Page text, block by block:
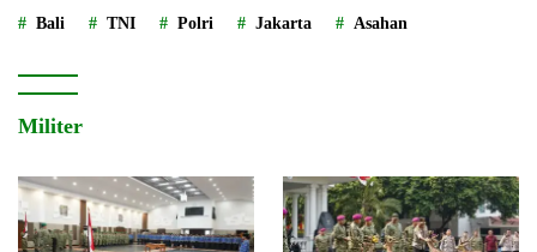
Bali TNI Polri Jakarta Asahan
Militer